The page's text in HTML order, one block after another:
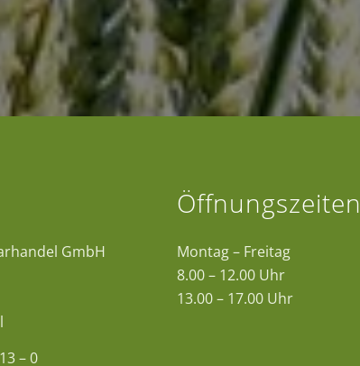
GmbH
– 0
Öffnungszeiten
Montag – Freitag
8.00 – 12.00 Uhr
13.00 – 17.00 Uhr